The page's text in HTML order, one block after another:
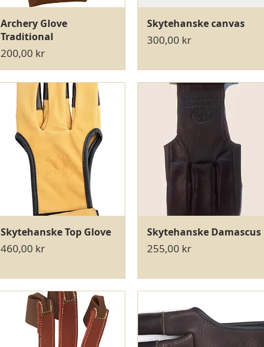
Hurtigvisning
Archery Glove
Traditional
Pris
200,00 kr
Hurtigvisning
Skytehanske canvas
Pris
300,00 kr
Hurtigvisning
Skytehanske Top Glove
Pris
460,00 kr
Hurtigvisning
Skytehanske Damascus
Pris
255,00 kr